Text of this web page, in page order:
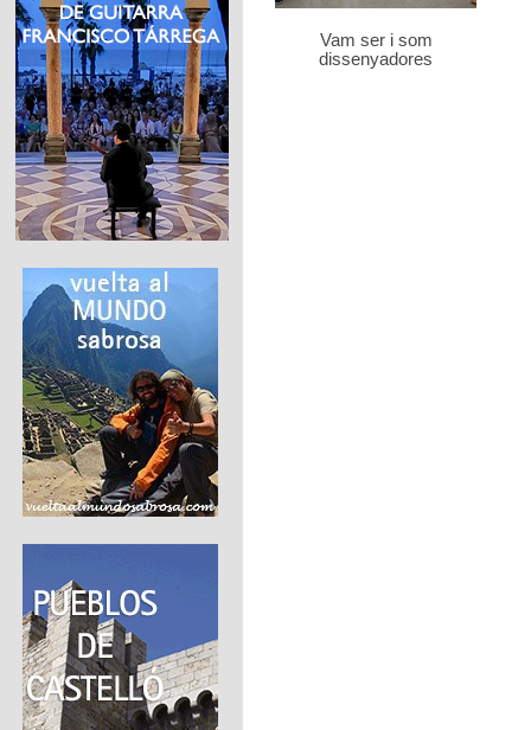
Vam ser i som
dissenyadores